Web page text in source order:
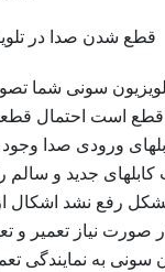
قطع شدن صدا در
سونی شما
است احتمال
ورودی صدا وجود
جدید و سالم
رفع نشد اشکال
صورت نیاز تعمیر و
سونی به نمایندگی